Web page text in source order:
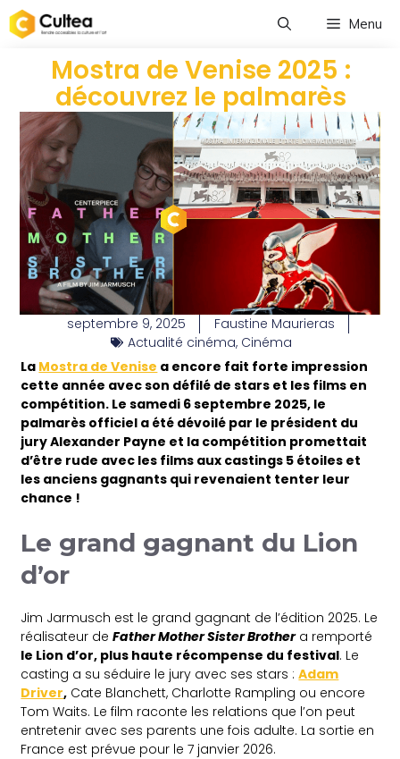
Menu
Mostra de Venise 2025 :
découvrez le palmarès
septembre 9, 2025
Faustine Maurieras
Actualité cinéma, Cinéma
La Mostra de Venise a encore fait forte impression
cette année avec son défilé de stars et les films en
compétition. Le samedi 6 septembre 2025, le
palmarès officiel a été dévoilé par le président du
jury Alexander Payne et la compétition promettait
d’être rude avec les films aux castings 5 étoiles et
les anciens gagnants qui revenaient tenter leur
chance !
Le grand gagnant du Lion
d’or
Jim Jarmusch est le grand gagnant de l’édition 2025. Le
réalisateur deFather Mother Sister Brother a remporté
le Lion d’or, plus haute récompense du festival. Le
casting a su séduire le jury avec ses stars :Adam
Driver, Cate Blanchett, Charlotte Rampling ou encore
Tom Waits. Le film raconte les relations que l’on peut
entretenir avec ses parents une fois adulte. La sortie en
France est prévue pour le 7 janvier 2026.